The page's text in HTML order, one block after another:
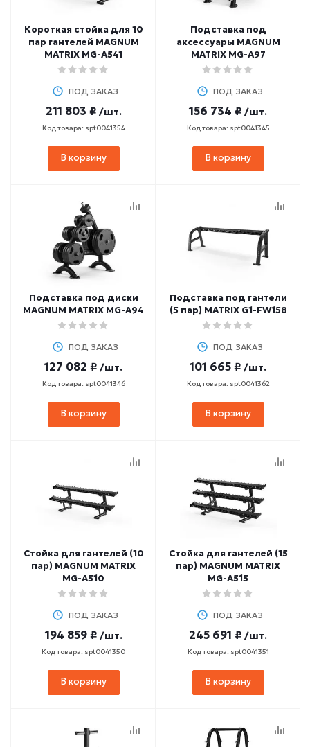
Короткая стойка для 10
пар гантелей MAGNUM
MATRIX MG-A541
ПОД ЗАКАЗ
211 803 ₽ /шт.
Код товара: spt0041354
В корзину
Подставка под
аксессуары MAGNUM
MATRIX MG-A97
ПОД ЗАКАЗ
156 734 ₽ /шт.
Код товара: spt0041345
В корзину
Подставка под диски
MAGNUM MATRIX MG-A94
ПОД ЗАКАЗ
127 082 ₽ /шт.
Код товара: spt0041346
В корзину
Подставка под гантели
(5 пар) MATRIX G1-FW158
ПОД ЗАКАЗ
101 665 ₽ /шт.
Код товара: spt0041362
В корзину
Стойка для гантелей (10
пар) MAGNUM MATRIX
MG-A510
ПОД ЗАКАЗ
194 859 ₽ /шт.
Код товара: spt0041350
В корзину
Стойка для гантелей (15
пар) MAGNUM MATRIX
MG-A515
ПОД ЗАКАЗ
245 691 ₽ /шт.
Код товара: spt0041351
В корзину